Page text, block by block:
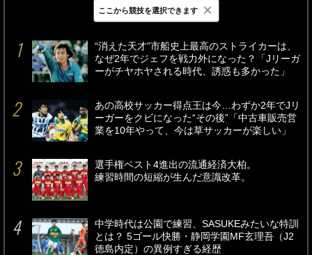
最新 24時間 週間
“消えた天才”市船史上最高のストライカーは、
なぜ2年でジェフを戦力外になった？「Jリーガ
ーがチヤホヤされる時代、誘惑も多かった」
あの高校サッカー得点王は今…わずか2年でJリ
ーガーをクビになった“その後”「中古車販売営
業を10年やって、今は草サッカーが楽しい」
選手権ベスト4進出の流通経済大柏。
練習時間の短縮が生んだ意識改革。
中学時代は公園で練習、SASUKEみたいな特訓
とは？ 5ゴール快勝・静岡学園MF玄理吾（J2
徳島内定）の異例すぎる経歴
ここから競技を選択できます ×